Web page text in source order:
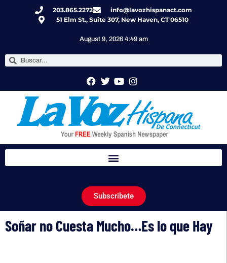
203.865.2272
info@lavozhispanact.com
51 Elm St., Suite 307, New Haven, CT 06510
August 9, 2026 4:49 am
Subscribete
Soñar no Cuesta Mucho…Es lo que Hay